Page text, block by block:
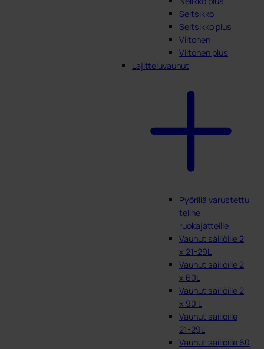
Seitsikko
Seitsikko plus
Viitonen
Viitonen plus
Lajitteluvaunut
Pyörillä varustettu
teline
ruokajätteille
Vaunut säiliöille 2
x 21-29L
Vaunut säiliöille 2
x 60L
Vaunut säiliöille 2
x 90 L
Vaunut säiliöille
21-29L
Vaunut säiliöille 60